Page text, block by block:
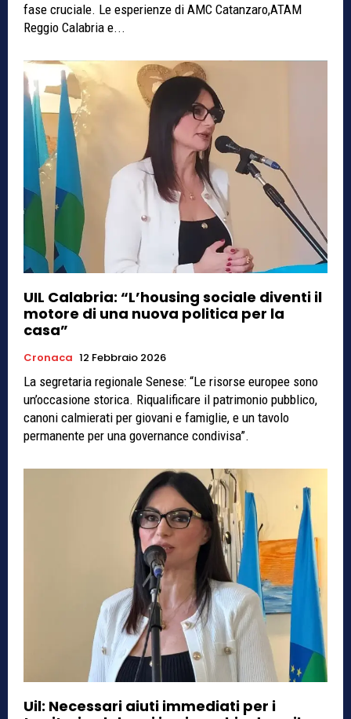
fase cruciale. Le esperienze di AMC Catanzaro,ATAM
Reggio Calabria e...
UIL Calabria: “L’housing sociale diventi il
motore di una nuova politica per la
casa”
Cronaca 12 Febbraio 2026
La segretaria regionale Senese: “Le risorse europee sono
un’occasione storica. Riqualificare il patrimonio pubblico,
canoni calmierati per giovani e famiglie, e un tavolo
permanente per una governance condivisa”.
Uil: Necessari aiuti immediati per i